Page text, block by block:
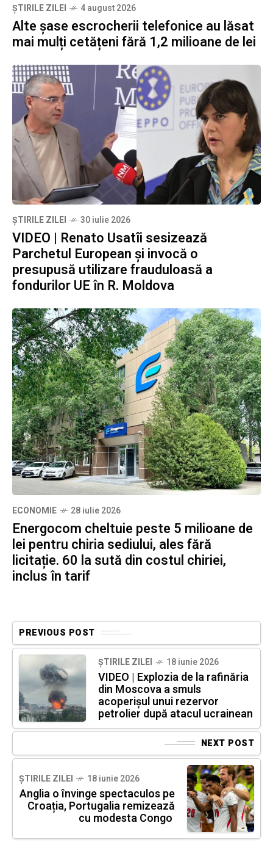
ȘTIRILE ZILEI 4 august 2026
Alte șase escrocherii telefonice au lăsat
mai mulți cetățeni fără 1,2 milioane de lei
ȘTIRILE ZILEI 30 iulie 2026
VIDEO | Renato Usatîi sesizează
Parchetul European și invocă o
presupusă utilizare frauduloasă a
fondurilor UE în R. Moldova
ECONOMIE 28 iulie 2026
Energocom cheltuie peste 5 milioane de
lei pentru chiria sediului, ales fără
licitație. 60 la sută din costul chiriei,
inclus în tarif
PREVIOUS POST
ȘTIRILE ZILEI 18 iunie 2026
VIDEO | Explozia de la rafinăria
din Moscova a smuls
acoperișul unui rezervor
petrolier după atacul ucrainean
NEXT POST
ȘTIRILE ZILEI 18 iunie 2026
Anglia o învinge spectaculos pe
Croația, Portugalia remizează
cu modesta Congo